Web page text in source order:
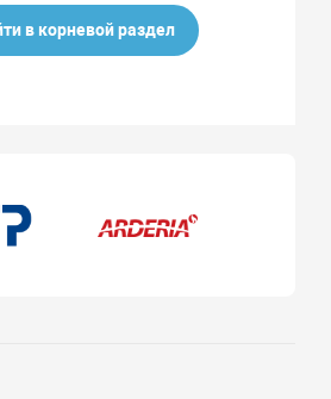
в корневой раздел